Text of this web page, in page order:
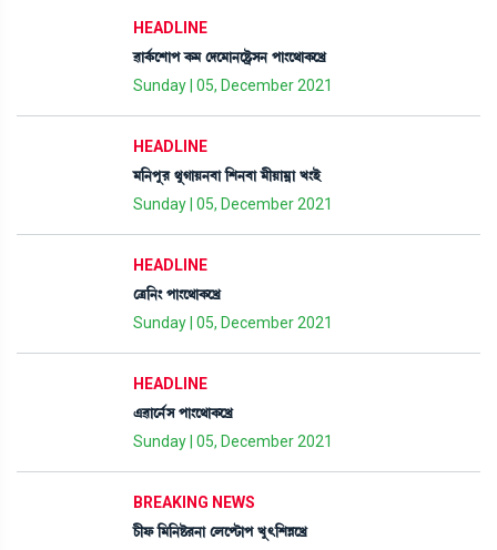
HEADLINE
¯àA¢¡ìÅàš A¡³ ëƒì³à>ìÊ¡öÎ> šà}ì=àA¡ìJø
Sunday | 05, December 2021
HEADLINE
³[>šå¹ =åKàÚ>¤à [Å>¤à ³ãÚà³¥à J}Òü
Sunday | 05, December 2021
HEADLINE
ëy[>} šà}ì=àA¡ìJø
Sunday | 05, December 2021
HEADLINE
&¯àì>¢Î šà}ì=àA¡ìJø
Sunday | 05, December 2021
BREAKING NEWS
W¡ãó¡ [³[>Ê¡¹>à ëºìŸi¡àš Jå;[ÅÄìJø